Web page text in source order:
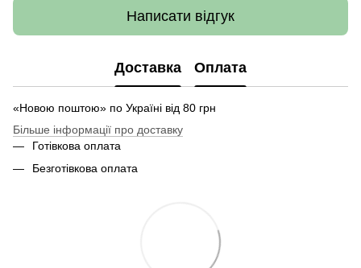
Написати відгук
Доставка Оплата
«Новою поштою» по Україні від 80 грн
Більше інформації про доставку
Готівкова оплата
Безготівкова оплата